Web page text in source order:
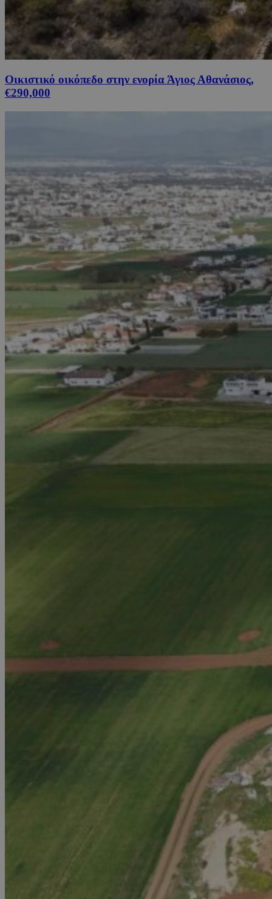
Οικιστικό οικόπεδο στην ενορία Άγιος Αθανάσιος,
€290,000